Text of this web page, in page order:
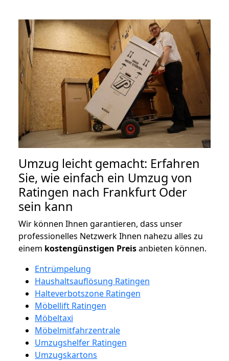
Umzug leicht gemacht: Erfahren
Sie, wie einfach ein Umzug von
Ratingen nach Frankfurt Oder
sein kann
Wir können Ihnen garantieren, dass unser
professionelles Netzwerk Ihnen nahezu alles zu
einem kostengünstigen Preisanbieten können.
Entrümpelung
Haushaltsauflösung Ratingen
Halteverbotszone Ratingen
Möbellift Ratingen
Möbeltaxi
Möbelmitfahrzentrale
Umzugshelfer Ratingen
Umzugskartons